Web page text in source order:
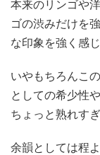
本来のリンゴや
ゴの渋みだけを
な印象を強く感
いやもちろんこ
としての希少性
ちょっと熟れす
余韻としては程